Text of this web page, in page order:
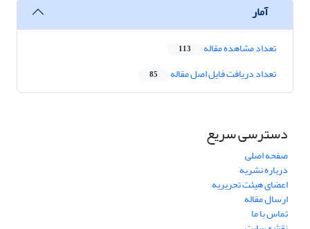
آمار
تعداد مشاهده مقاله 113
تعداد دریافت فایل اصل مقاله 85
دسترسی سریع
صفحه اصلی
درباره نشریه
اعضای هیئت تحریریه
ارسال مقاله
تماس با ما